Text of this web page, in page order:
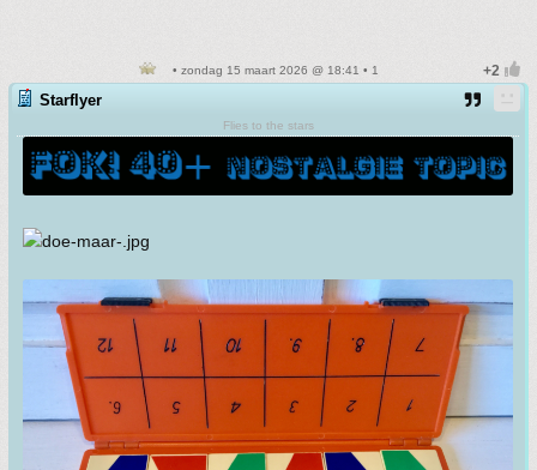
• zondag 15 maart 2026 @ 18:41 • 1
Starflyer
Flies to the stars